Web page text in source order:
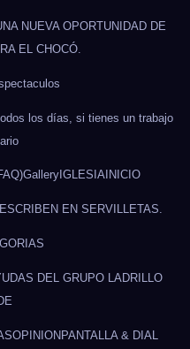
NUEVA OPORTUNIDAD DE
EL CHOCÓ.
los días, si tienes un trabajo
GalleryIGLESIAINICIO
EN SERVILLETAS.
DEL GRUPO LADRILLO
OPINIONPANTALLA & DIAL